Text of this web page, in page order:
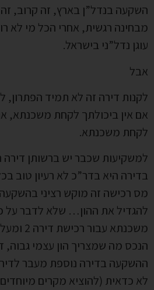
השקעה בנדל”ן בארץ, זה קרוב, זה
מבחינה רגשית, אחרי הכל מי לא
עוגן נדל”ני בישראל.
אבל
לקנות דירה זה לא תמיד הפתרון,
אם אין ביכולתך לקחת משכנתא,
לקחת משכנתא.
למשקיעות שכבר יש ברשותן
מס רכישה זה מוקש רציני
להגדיל את ההון… שלא לדבר על
הנכס מה שמצריך הון עצמי
ההשקעה בדירה נוספת מעבר
לא כדאית (להוציא מקרים